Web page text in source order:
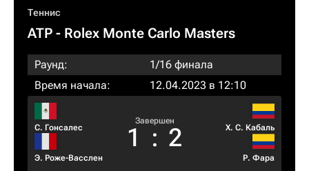
Теннис
ATP - Rolex Monte Carlo Masters
Раунд:
1/16 финала
Время начала:
12.04.2023 в 12:10
С. Гонсалес
Э. Роже-Васслен
Завершен
1 : 2 Х. С. Кабаль
Р. Фара